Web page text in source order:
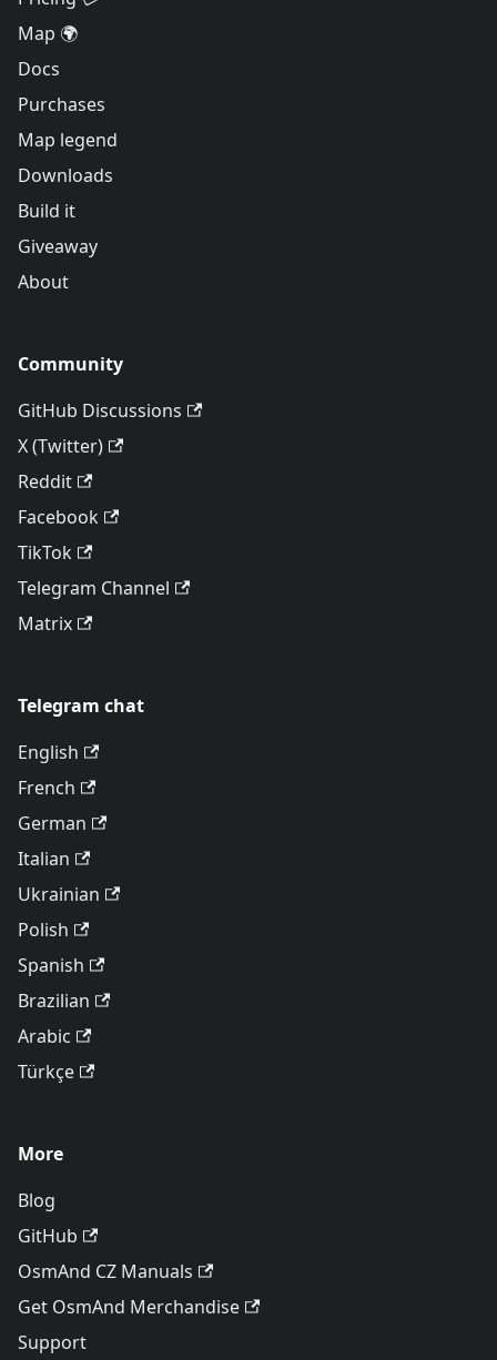
Map 🌍
Docs
Purchases
Map legend
Downloads
Build it
Giveaway
About
Community
GitHub Discussions
X (Twitter)
Reddit
Facebook
TikTok
Telegram Channel
Matrix
Telegram chat
English
French
German
Italian
Ukrainian
Polish
Spanish
Brazilian
Arabic
Türkçe
More
Blog
GitHub
OsmAnd CZ Manuals
Get OsmAnd Merchandise
Support